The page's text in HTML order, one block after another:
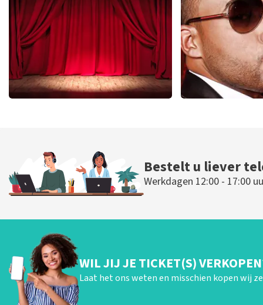
BESTEL NU BESTEL NU
BESTEL NU
Bestelt u liever
Werkdagen 12:00 - 17:00
WIL JIJ JE TICKET(S)
Laat het ons weten en misschien kopen wij